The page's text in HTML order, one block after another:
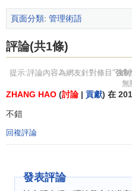
頁面分類: 管理術語
評論(共1條)
提示:評論內容為網友針對條目"強
無
ZHANG HAO (討論 | 貢獻) 在
不錯
回複評論
發表評論